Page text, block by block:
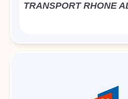
TRANSPORT RHONE